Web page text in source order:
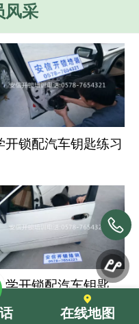
风采
开锁配汽车钥匙练习
学开锁配汽车钥匙
在线地图